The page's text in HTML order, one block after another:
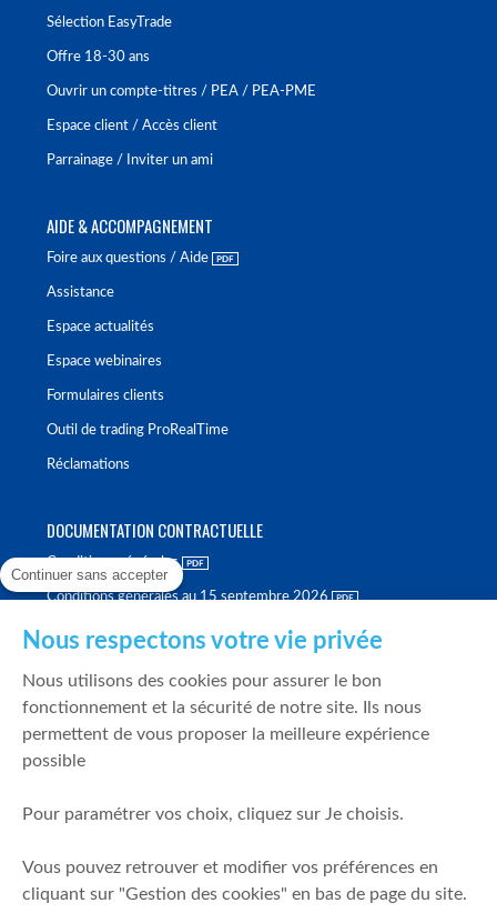
Sélection EasyTrade
Offre 18-30 ans
Ouvrir un compte-titres / PEA / PEA-PME
Espace client / Accès client
Parrainage / Inviter un ami
AIDE & ACCOMPAGNEMENT
Foire aux questions / Aide
Assistance
Espace actualités
Espace webinaires
Formulaires clients
Outil de trading ProRealTime
Réclamations
DOCUMENTATION CONTRACTUELLE
Conditions générales
Conditions générales au 15 septembre 2026
Politique de meilleure sélection
Politique de durabilité
Fonds de garantie des dépôts et de résolution
Mentions légales
Prévention de la fraude
Continuer sans accepter
Nous respectons votre vie privée
Nous utilisons des cookies pour assurer le bon
fonctionnement et la sécurité de notre site. Ils nous
permettent de vous proposer la meilleure expérience
possible
Pour paramétrer vos choix, cliquez sur Je choisis.
Vous pouvez retrouver et modifier vos préférences en
cliquant sur "Gestion des cookies" en bas de page du site.